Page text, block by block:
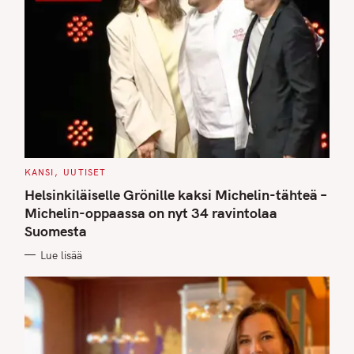
C
T
E
G
O
R
I
S
KANSI UUTISET
Helsinkiläiselle Grönille kaksi Michelin-tähteä –
Michelin-oppaassa on nyt 34 ravintolaa
Suomesta
Lue lisää